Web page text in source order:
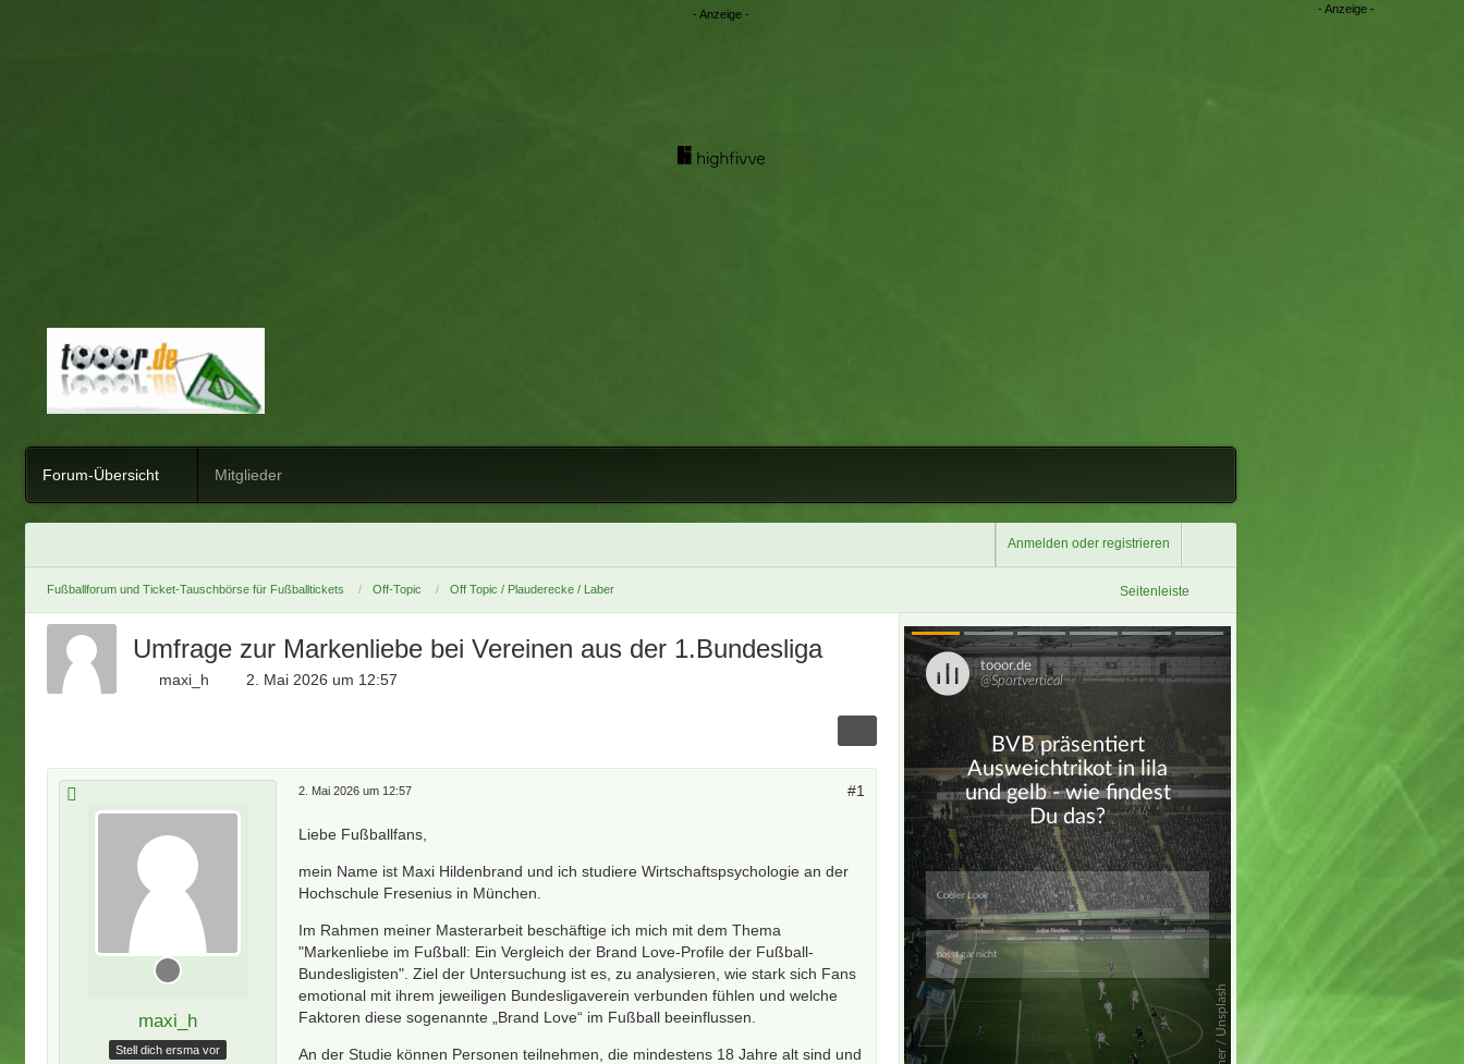
Forum-Übersicht Mitglieder
Anmelden oder registrieren
Fußballforum und Ticket-Tauschbörse für Fußballtickets Off-Topic Off Topic / Plauderecke / Laber Seitenleiste
Umfrage zur Markenliebe bei Vereinen aus der 1.Bundesliga
maxi_h 2. Mai 2026 um 12:57
maxi_h
Stell dich ersma vor
2. Mai 2026 um 12:57 #1
Liebe Fußballfans,
mein Name ist Maxi Hildenbrand und ich studiere Wirtschaftspsychologie an der
Hochschule Fresenius in München.
Im Rahmen meiner Masterarbeit beschäftige ich mich mit dem Thema
"Markenliebe im Fußball: Ein Vergleich der Brand Love-Profile der Fußball-
Bundesligisten". Ziel der Untersuchung ist es, zu analysieren, wie stark sich Fans
emotional mit ihrem jeweiligen Bundesligaverein verbunden fühlen und welche
Faktoren diese sogenannte „Brand Love“ im Fußball beeinflussen.
An der Studie können Personen teilnehmen, die mindestens 18 Jahre alt sind und
Überspringen